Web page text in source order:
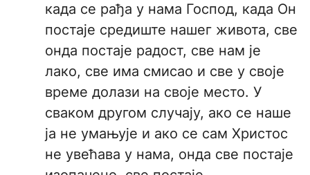
када се рађа у нама Господ, када Он
постаје средиште нашег живота, све
онда постаје радост, све нам је
лако, све има смисао и све у своје
време долази на своје место. У
сваком другом случају, ако се наше
ја не умањује и ако се сам Христос
не увећава у нама, онда све постаје